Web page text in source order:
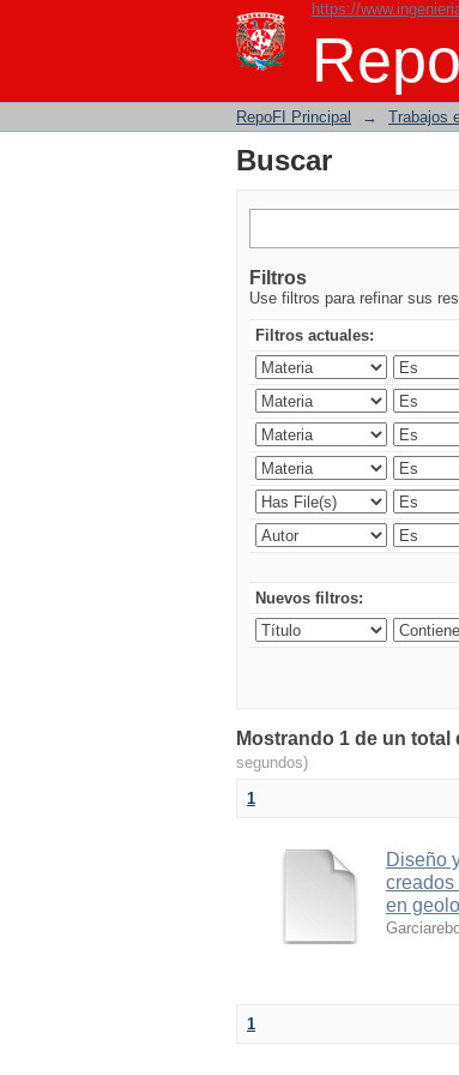
https://
Buscar
RepoFI Principal → Trabajos
Buscar
Filtros
Use filtros para refinar sus
Filtros actuales:
Nuevos filtros:
Mostrando 1 de un
segundos)
1
Diseño
creados
en
1